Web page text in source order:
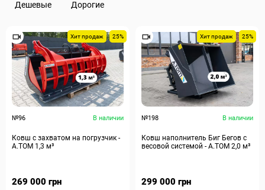
Дешевые Дорогие
Хит продаж 25%
№96 В наличии
Ковш с захватом на погрузчик -
А.ТОМ 1,3 м³
269 000 грн
Хит продаж 25%
№198 В наличии
Ковш наполнитель Биг Бегов с
весовой системой - А.ТОМ 2,0 м³
299 000 грн